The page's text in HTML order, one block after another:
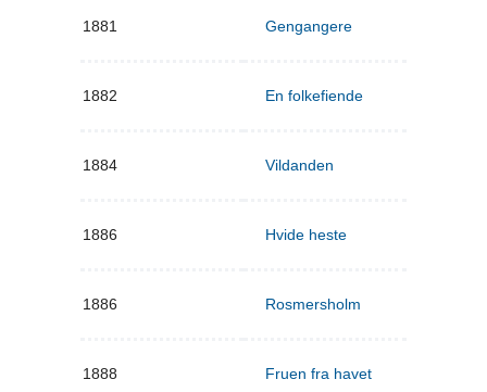
1881 Gengangere
1882 En folkefiende
1884 Vildanden
1886 Hvide heste
1886 Rosmersholm
1888 Fruen fra havet